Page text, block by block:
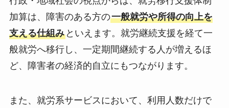
加算は、障害のある方の一般就労や所得の向上を
支える仕組みといえます。就労継続支援を経て一
般就労へ移行し、一定期間継続する人が増えるほ
ど、障害者の経済的自立にもつながります。
また、就労系サービスにおいて、利用人数だけで